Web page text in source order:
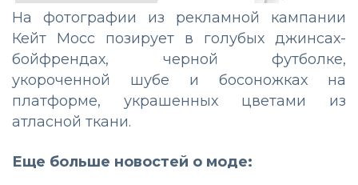
На фотографии из рекламной кампании
Кейт Мосс позирует в голубых джинсах-
бойфрендах, черной футболке,
укороченной шубе и босоножках на
платформе, украшенных цветами из
атласной ткани.
Еще больше новостей о моде: